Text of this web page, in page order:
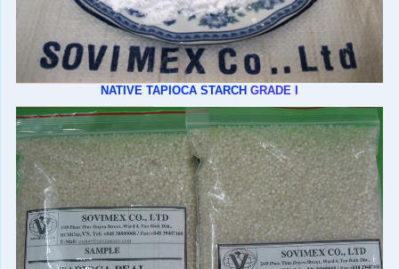
NATIVE TAPIOCA STARCH GRADE I